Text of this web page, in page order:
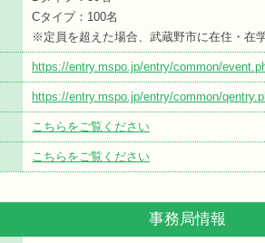
Cタイプ：100名
※定員を超えた場合、武蔵野市に在住・在
https://entry.mspo.jp/entry/common/
https://entry.mspo.jp/entry/common/
こちらをご覧ください
こちらをご覧ください
事務局情報